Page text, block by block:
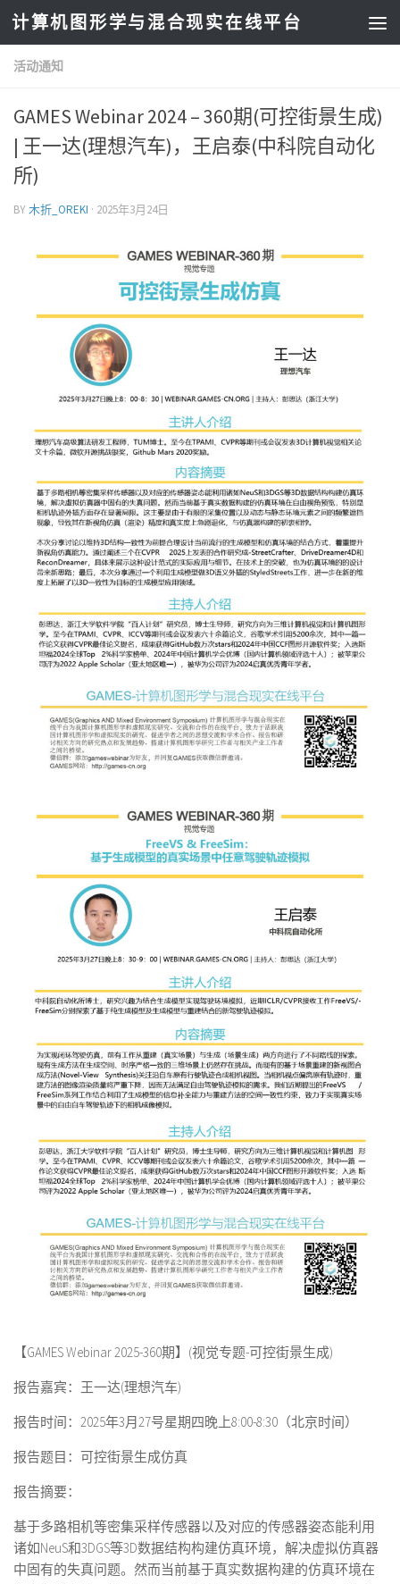
计算机图形学与混合现实在线平台
活动通知
GAMES Webinar 2024 – 360期(可控街景生成)
| 王一达(理想汽车)，王启泰(中科院自动化
所)
BY木折_OREKI · 2025年3月24日
【GAMES Webinar 2025-360期】(视觉专题-可控街景生成)
报告嘉宾： 王一达(理想汽车)
报告时间：2025年3月27号星期四晚上8:00-8:30（北京时间）
报告题目： 可控街景生成仿真
报告摘要：
基于多路相机等密集采样传感器以及对应的传感器姿态能利用
诸如NeuS和3DGS等3D数据结构构建仿真环境，解决虚拟仿真器
中固有的失真问题。然而当前基于真实数据构建的仿真环境在